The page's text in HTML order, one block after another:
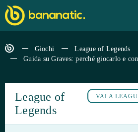
Giochi
League of Legends
Guida su Graves: perché giocarlo e
VAI A
League of
Legends